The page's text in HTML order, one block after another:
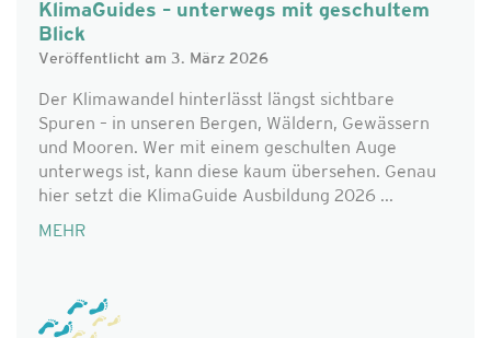
KlimaGuides – unterwegs mit geschultem
Blick
Veröffentlicht am 3. März 2026
Der Klimawandel hinterlässt längst sichtbare
Spuren – in unseren Bergen, Wäldern, Gewässern
und Mooren. Wer mit einem geschulten Auge
unterwegs ist, kann diese kaum übersehen. Genau
hier setzt die KlimaGuide Ausbildung 2026 ...
MEHR